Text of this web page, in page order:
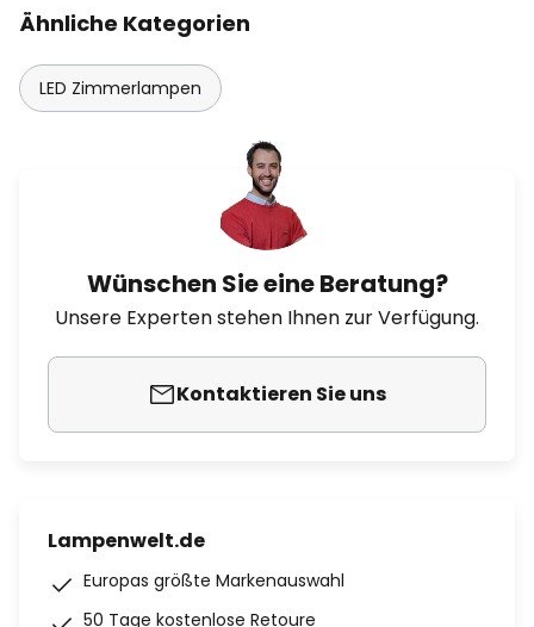
Ähnliche Kategorien
LED Zimmerlampen
Wünschen Sie eine Beratung?
Unsere Experten stehen Ihnen zur Verfügung.
Kontaktieren Sie uns
Lampenwelt.de
Europas größte Markenauswahl
50 Tage kostenlose Retoure